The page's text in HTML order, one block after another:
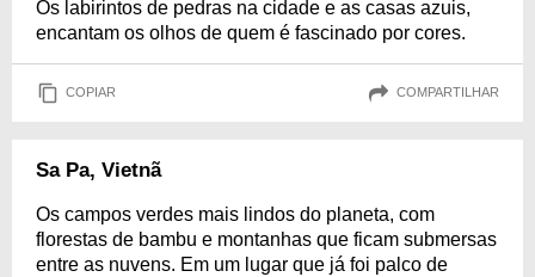
Os labirintos de pedras na cidade e as casas azuis,
encantam os olhos de quem é fascinado por cores.
COPIAR COMPARTILHAR
Sa Pa, Vietnã
Os campos verdes mais lindos do planeta, com
florestas de bambu e montanhas que ficam submersas
entre as nuvens. Em um lugar que já foi palco de